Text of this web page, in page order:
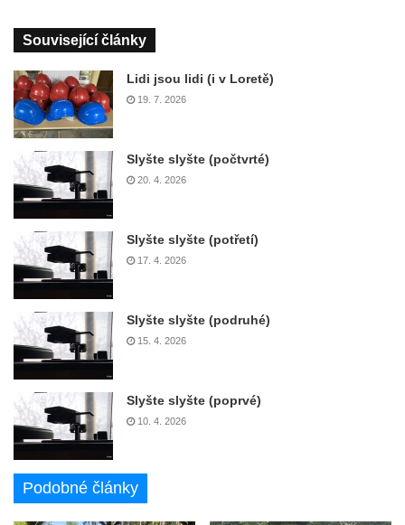
Související články
Lidi jsou lidi (i v Loretě)
19. 7. 2026
Slyšte slyšte (počtvrté)
20. 4. 2026
Slyšte slyšte (potřetí)
17. 4. 2026
Slyšte slyšte (podruhé)
15. 4. 2026
Slyšte slyšte (poprvé)
10. 4. 2026
Podobné články